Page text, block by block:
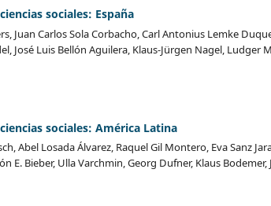
sociales: España
Juan Carlos Sola Corbacho, Carl Antonius Lemke
José Luis Bellón Aguilera, Klaus-Jürgen Nagel, Ludger
sociales: América Latina
Abel Losada Álvarez, Raquel Gil Montero, Eva Sanz
E. Bieber, Ulla Varchmin, Georg Dufner, Klaus